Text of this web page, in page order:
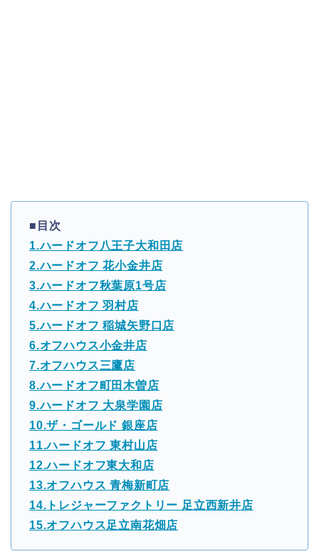
■目次
1.ハードオフ八王子大和田店
2.ハードオフ 花小金井店
3.ハードオフ秋葉原1号店
4.ハードオフ 羽村店
5.ハードオフ 稲城矢野口店
6.オフハウス小金井店
7.オフハウス三鷹店
8.ハードオフ町田木曽店
9.ハードオフ 大泉学園店
10.ザ・ゴールド 銀座店
11.ハードオフ 東村山店
12.ハードオフ東大和店
13.オフハウス 青梅新町店
14.トレジャーファクトリー 足立西新井店
15.オフハウス足立南花畑店